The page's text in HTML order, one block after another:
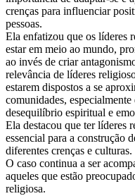
crenças para influenciar
pessoas.
Ela enfatizou que os líderes
estar em meio ao mundo,
ao invés de criar
relevância de líderes
estarem dispostos a se
comunidades,
desequilíbrio espiritual e
Ela destacou que ter líderes
essencial para a construção
diferentes crenças e culturas.
O caso continua a ser
aqueles que estão
religiosa.